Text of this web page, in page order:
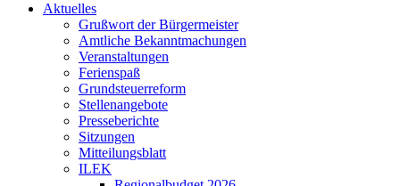
Aktuelles
Grußwort der Bürgermeister
Amtliche Bekanntmachungen
Veranstaltungen
Ferienspaß
Grundsteuerreform
Stellenangebote
Presseberichte
Sitzungen
Mitteilungsblatt
ILEK